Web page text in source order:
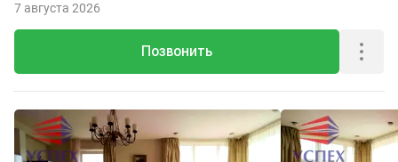
Позвонить
7 августа 2026